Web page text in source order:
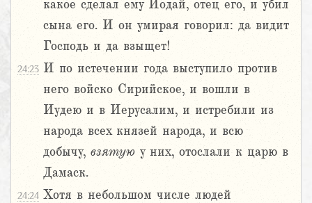
какое сделал ему Иодай, отец его, и убил
сына его. И он умирая говорил: да видит
Господь и да взыщет!
24:23 И по истечении года выступило против
него войско Сирийское, и вошли в
Иудею и в Иерусалим, и истребили из
народа всех князей народа, и всю
добычу, взятую у них, отослали к царю в
Дамаск.
24:24 Хотя в небольшом числе людей